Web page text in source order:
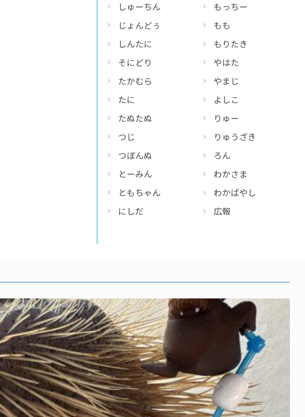
しゅーちん
じょんどぅ
しんたに
そにどり
たかむら
たに
たぬたぬ
つじ
つぼんぬ
とーみん
ともちゃん
にしだ
もっちー
もも
もりたき
やはた
やまじ
よしこ
りゅー
りゅうざき
ろん
わかさま
わかばやし
広報